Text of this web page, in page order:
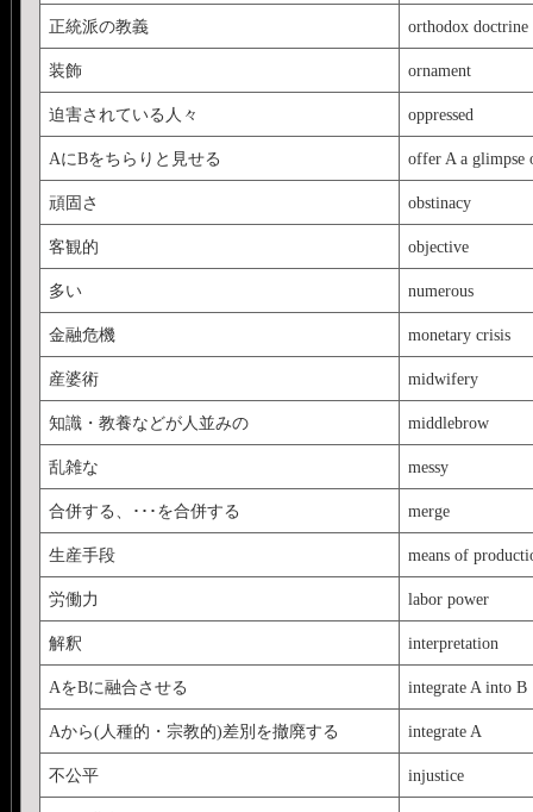
正統派の教義 orthodox doctrine
装飾 ornament
迫害されている人々 oppressed
AにBをちらりと見せる offer A a glimpse
頑固さ obstinacy
客観的 objective
多い numerous
金融危機 monetary crisis
産婆術 midwifery
知識・教養などが人並みの middlebrow
乱雑な messy
合併する、･･･を合併する merge
生産手段 means of
労働力 labor power
解釈 interpretation
AをBに融合させる integrate A into B
Aから(人種的・宗教的)差別を撤廃する integrate A
不公平 injustice